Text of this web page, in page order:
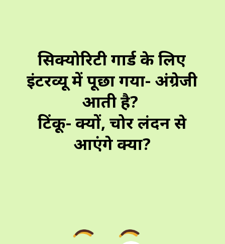
सिक्योरिटी गार्ड के लिए
इंटरव्यू में पूछा गया- अंग्रेजी
आती है?
टिंकू- क्यों, चोर लंदन से
आएंगे क्या?